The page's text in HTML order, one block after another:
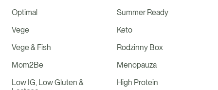
Optimal
Vege
Vege & Fish
Mom2Be
Low IG, Low Gluten &
Summer Ready
Keto
Rodzinny Box
Menopauza
High Protein